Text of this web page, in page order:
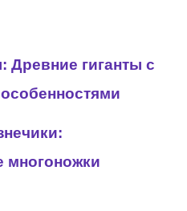
гиганты с
многоножки